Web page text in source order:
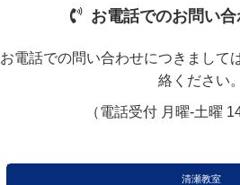
お電話でのお問い
お電話での問い合わせにつきまして
絡ください。
（電話受付 月曜-土曜
清瀬教室